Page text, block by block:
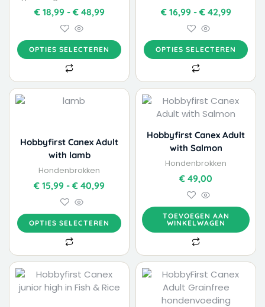
€18,99 - €48,99
OPTIES SELECTEREN
gekozen
worden
op
de
productpagina
€16,99 - €42,99
OPTIES SELECTEREN
gekozen
worden
op
de
productpagina
Hobbyfirst Canex Adult
with lamb
Hondenbrokken
€ 15,99 - € 40,99
Prijsklasse:
OPTIES SELECTEREN
product
variaties.
Deze
optie
kan
gekozen
worden
op
de
productpagina
Hobbyfirst Canex Adult
with Salmon
Hondenbrokken
€ 49,00
TOEVOEGEN AAN
WINKELWAGEN
Prijsklasse:
€ 17,99
tot
product
heeft